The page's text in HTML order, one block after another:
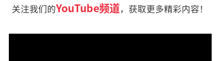
关注我们的YouTube频道，获取更多精彩内容！